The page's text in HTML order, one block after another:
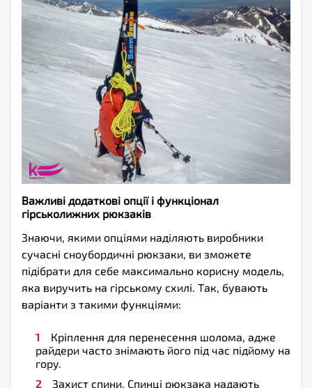
Важливі додаткові опції і функціонал
гірськолижних рюкзаків
Знаючи, якими опціями наділяють виробники
сучасні сноубордичні рюкзаки, ви зможете
підібрати для себе максимально корисну модель,
яка виручить на гірському схилі. Так, бувають
варіанти з такими функціями:
Кріплення для перенесення шолома, адже
райдери часто знімають його під час підйому на
гору.
Захист спини. Спинці рюкзака надають